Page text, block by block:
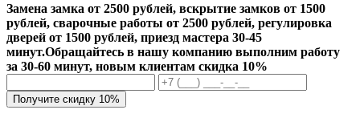
Замена замка от 2500 рублей, вскрытие замков от 1500
рублей, сварочные работы от 2500 рублей, регулировка
дверей от 1500 рублей, приезд мастера 30-45
минут.Обращайтесь в нашу компанию выполним работу
за 30-60 минут, новым клиентам скидка 10%
Получите скидку 10%